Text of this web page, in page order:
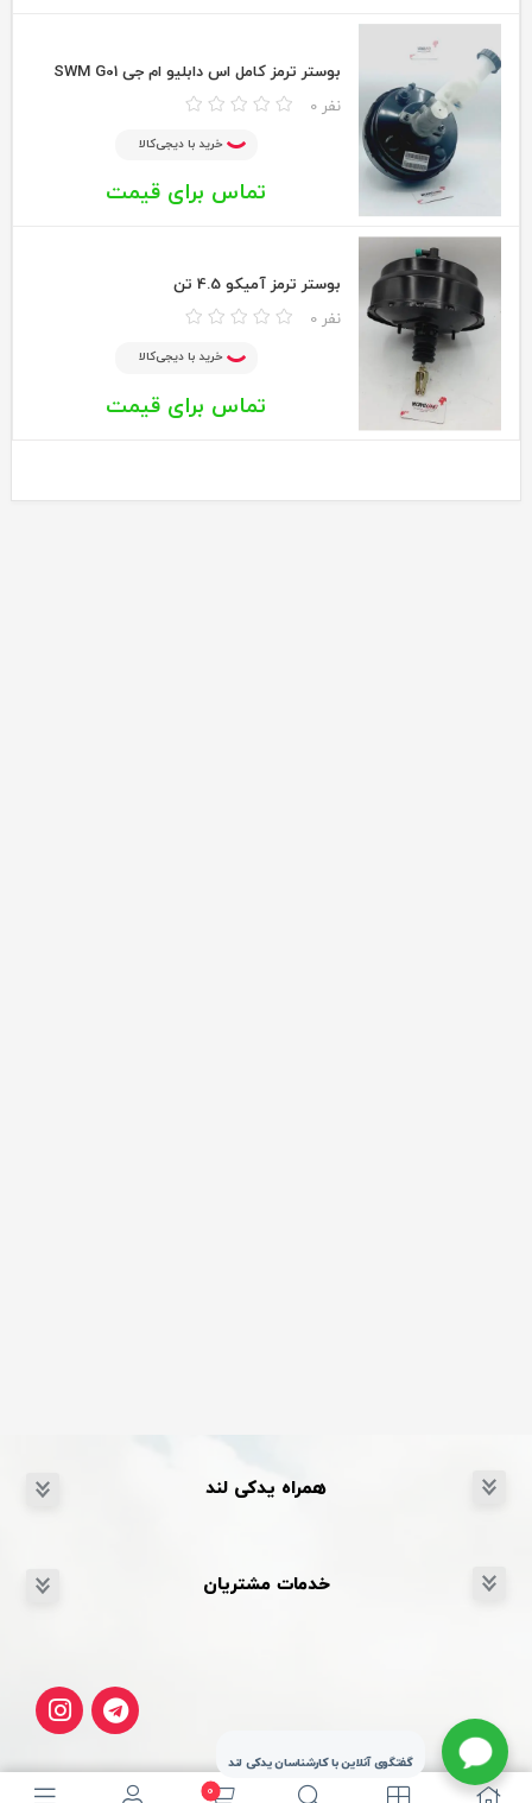
بوستر ترمز کامل اس دابلیو ام جی SWM G01
0 نفر
خرید با دیجی‌کالا
تماس برای قیمت
بوستر ترمز آمیکو 4.5 تن
0 نفر
خرید با دیجی‌کالا
تماس برای قیمت
0
همراه یدکی لند
خدمات مشتریان
گفتگوی آنلاین با کارشناسان یدکی لند